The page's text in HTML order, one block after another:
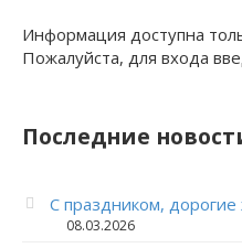
Информация доступна
Пожалуйста, для входа
Последние
С праздником,
08.03.2026